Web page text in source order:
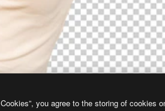
you agree to the storing of cookies